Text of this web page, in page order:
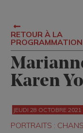
RETOUR À LA
PROGRAMMATION
Karen
JEUDI 28 OCTOBRE
PORTRAITS :